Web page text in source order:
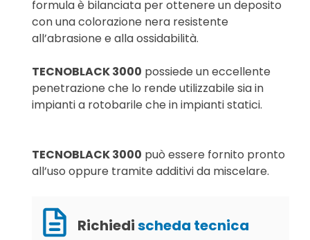
formula è bilanciata per ottenere un deposito
con una colorazione nera resistente
all’abrasione e alla ossidabilità.
TECNOBLACK 3000 possiede un eccellente
penetrazione che lo rende utilizzabile sia in
impianti a rotobarile che in impianti statici.
TECNOBLACK 3000 può essere fornito pronto
all’uso oppure tramite additivi da miscelare.
Richiedischeda tecnica